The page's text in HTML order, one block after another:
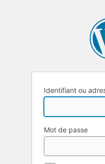
Identifiant ou
Mot de passe